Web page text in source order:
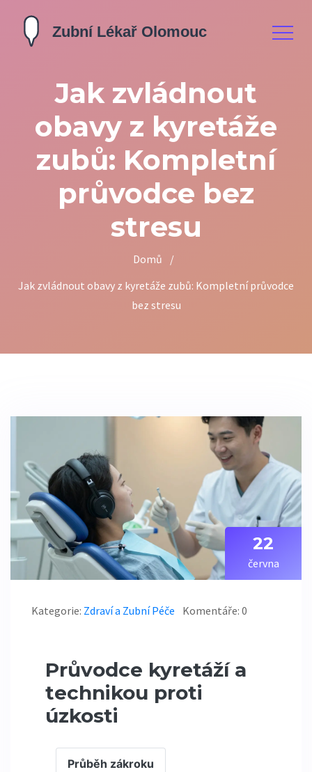
Jak zvládnout
obavy z kyretáže
zubů: Kompletní
průvodce bez
stresu
Domů
/
Jak zvládnout obavy z kyretáže zubů: Kompletní průvodce
bez stresu
22
června
Kategorie: Zdraví a Zubní Péče Komentáře: 0
Průvodce kyretáží a
technikou proti
úzkosti
Průběh zákroku